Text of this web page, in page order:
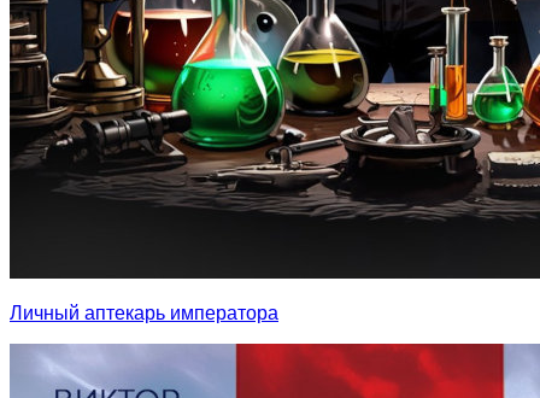
Личный аптекарь императора